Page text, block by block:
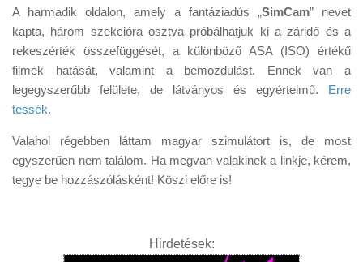
A harmadik oldalon, amely a fantáziadús „SimCam” nevet
kapta, három szekcióra osztva próbálhatjuk ki a záridő és a
rekeszérték összefüggését, a különböző ASA (ISO) értékű
filmek hatását, valamint a bemozdulást. Ennek van a
legegyszerűbb felülete, de látványos és egyértelmű. Erre
tessék.
Valahol régebben láttam magyar szimulátort is, de most
egyszerűen nem találom. Ha megvan valakinek a linkje, kérem,
tegye be hozzászólásként! Köszi előre is!
Hirdetések: